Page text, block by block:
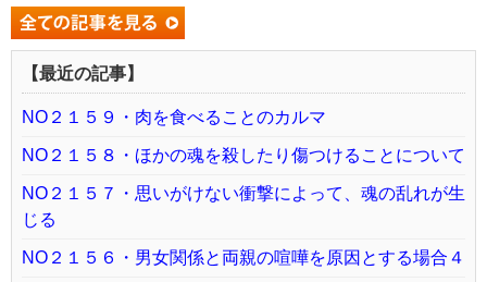
【最近の記事】
NO２１５９・肉を食べることのカルマ
NO２１５８・ほかの魂を殺したり傷つけることについて
NO２１５７・思いがけない衝撃によって、魂の乱れが生
じる
NO２１５６・男女関係と両親の喧嘩を原因とする場合４